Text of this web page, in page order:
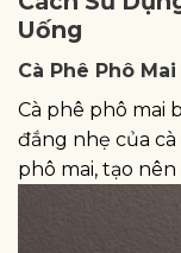
Uống
Cà Phê Phô Mai
Cà phê phô mai
đắng nhẹ của
phô mai, tạo